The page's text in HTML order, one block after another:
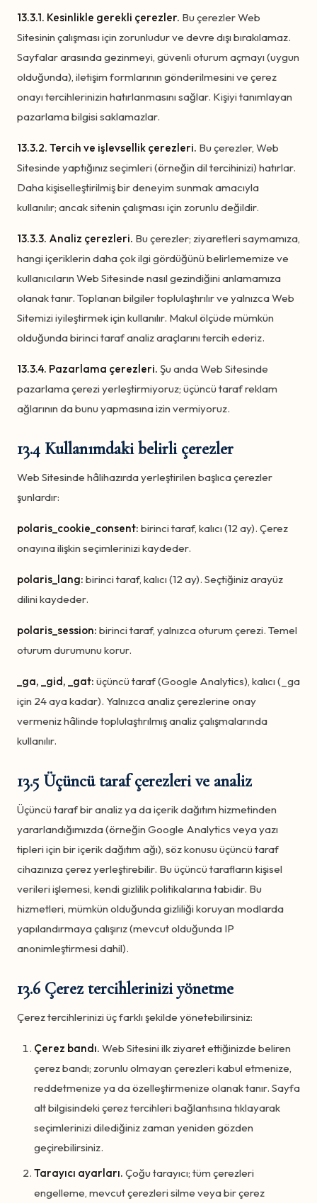
13.3.1. Kesinlikle gerekli çerezler. Bu çerezler Web
Sitesinin çalışması için zorunludur ve devre dışı bırakılamaz.
Sayfalar arasında gezinmeyi, güvenli oturum açmayı (uygun
olduğunda), iletişim formlarının gönderilmesini ve çerez
onayı tercihlerinizin hatırlanmasını sağlar. Kişiyi tanımlayan
pazarlama bilgisi saklamazlar.
13.3.2. Tercih ve işlevsellik çerezleri. Bu çerezler, Web
Sitesinde yaptığınız seçimleri (örneğin dil tercihinizi) hatırlar.
Daha kişiselleştirilmiş bir deneyim sunmak amacıyla
kullanılır; ancak sitenin çalışması için zorunlu değildir.
13.3.3. Analiz çerezleri. Bu çerezler; ziyaretleri saymamıza,
hangi içeriklerin daha çok ilgi gördüğünü belirlememize ve
kullanıcıların Web Sitesinde nasıl gezindiğini anlamamıza
olanak tanır. Toplanan bilgiler toplulaştırılır ve yalnızca Web
Sitemizi iyileştirmek için kullanılır. Makul ölçüde mümkün
olduğunda birinci taraf analiz araçlarını tercih ederiz.
13.3.4. Pazarlama çerezleri. Şu anda Web Sitesinde
pazarlama çerezi yerleştirmiyoruz; üçüncü taraf reklam
ağlarının da bunu yapmasına izin vermiyoruz.
13.4 Kullanımdaki belirli çerezler
Web Sitesinde hâlihazırda yerleştirilen başlıca çerezler
şunlardır:
polaris_cookie_consent: birinci taraf, kalıcı (12 ay). Çerez
onayına ilişkin seçimlerinizi kaydeder.
polaris_lang: birinci taraf, kalıcı (12 ay). Seçtiğiniz arayüz
dilini kaydeder.
polaris_session: birinci taraf, yalnızca oturum çerezi. Temel
oturum durumunu korur.
_ga, _gid, _gat: üçüncü taraf (Google Analytics), kalıcı (_ga
için 24 aya kadar). Yalnızca analiz çerezlerine onay
vermeniz hâlinde toplulaştırılmış analiz çalışmalarında
kullanılır.
13.5 Üçüncü taraf çerezleri ve analiz
Üçüncü taraf bir analiz ya da içerik dağıtım hizmetinden
yararlandığımızda (örneğin Google Analytics veya yazı
tipleri için bir içerik dağıtım ağı), söz konusu üçüncü taraf
cihazınıza çerez yerleştirebilir. Bu üçüncü tarafların kişisel
verileri işlemesi, kendi gizlilik politikalarına tabidir. Bu
hizmetleri, mümkün olduğunda gizliliği koruyan modlarda
yapılandırmaya çalışırız (mevcut olduğunda IP
anonimleştirmesi dahil).
13.6 Çerez tercihlerinizi yönetme
Çerez tercihlerinizi üç farklı şekilde yönetebilirsiniz:
Çerez bandı. Web Sitesini ilk ziyaret ettiğinizde beliren
çerez bandı; zorunlu olmayan çerezleri kabul etmenize,
reddetmenize ya da özelleştirmenize olanak tanır. Sayfa
alt bilgisindeki çerez tercihleri bağlantısına tıklayarak
seçimlerinizi dilediğiniz zaman yeniden gözden
geçirebilirsiniz.
Tarayıcı ayarları. Çoğu tarayıcı; tüm çerezleri
engelleme, mevcut çerezleri silme veya bir çerez